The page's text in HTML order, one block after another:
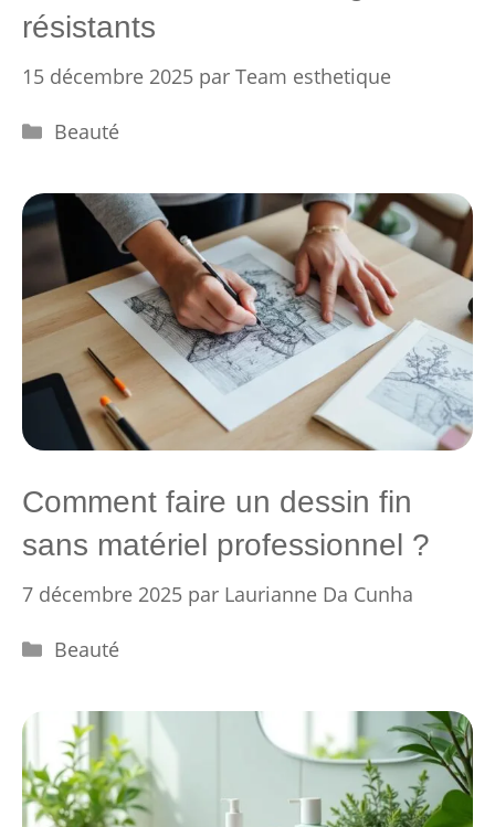
résistants
15 décembre 2025 par Team esthetique
Catégories
Beauté
Comment faire un dessin fin
sans matériel professionnel ?
7 décembre 2025 par Laurianne Da Cunha
Catégories
Beauté